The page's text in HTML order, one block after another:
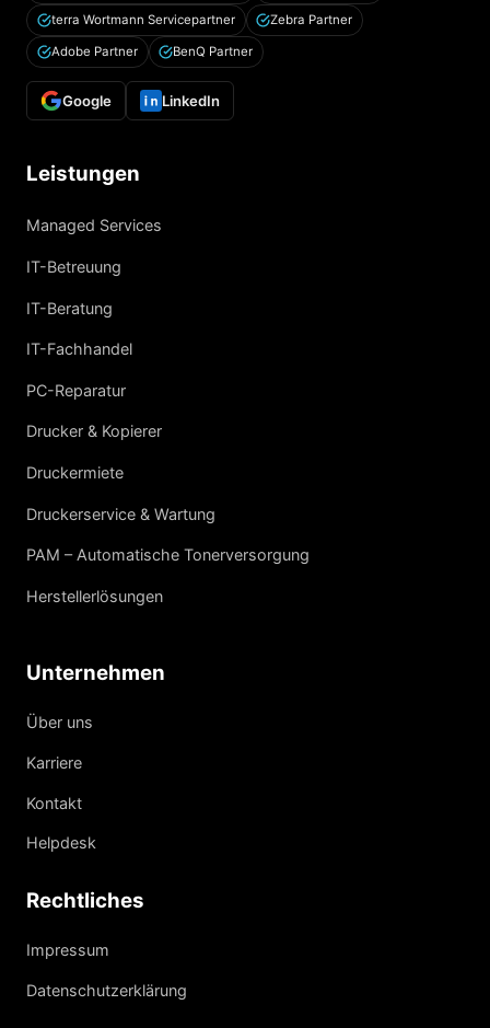
terra Wortmann Servicepartner Zebra Partner
Adobe Partner BenQ Partner
Google LinkedIn
Leistungen
Managed Services
IT-Betreuung
IT-Beratung
IT-Fachhandel
PC-Reparatur
Drucker & Kopierer
Druckermiete
Druckerservice & Wartung
PAM – Automatische Tonerversorgung
Herstellerlösungen
Unternehmen
Über uns
Karriere
Kontakt
Helpdesk
Rechtliches
Impressum
Datenschutzerklärung